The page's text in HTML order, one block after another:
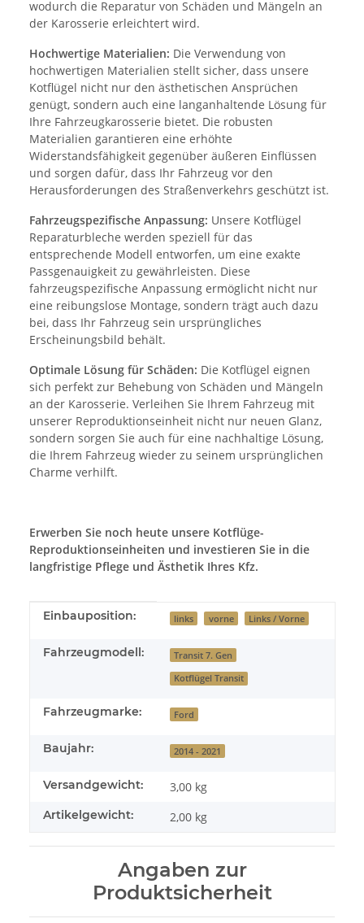
wodurch die Reparatur von Schäden und Mängeln an
der Karosserie erleichtert wird.
Hochwertige Materialien: Die Verwendung von
hochwertigen Materialien stellt sicher, dass unsere
Kotflügel nicht nur den ästhetischen Ansprüchen
genügt, sondern auch eine langanhaltende Lösung für
Ihre Fahrzeugkarosserie bietet. Die robusten
Materialien garantieren eine erhöhte
Widerstandsfähigkeit gegenüber äußeren Einflüssen
und sorgen dafür, dass Ihr Fahrzeug vor den
Herausforderungen des Straßenverkehrs geschützt ist.
Fahrzeugspezifische Anpassung: Unsere Kotflügel
Reparaturbleche werden speziell für das
entsprechende Modell entworfen, um eine exakte
Passgenauigkeit zu gewährleisten. Diese
fahrzeugspezifische Anpassung ermöglicht nicht nur
eine reibungslose Montage, sondern trägt auch dazu
bei, dass Ihr Fahrzeug sein ursprüngliches
Erscheinungsbild behält.
Optimale Lösung für Schäden: Die Kotflügel eignen
sich perfekt zur Behebung von Schäden und Mängeln
an der Karosserie. Verleihen Sie Ihrem Fahrzeug mit
unserer Reproduktionseinheit nicht nur neuen Glanz,
sondern sorgen Sie auch für eine nachhaltige Lösung,
die Ihrem Fahrzeug wieder zu seinem ursprünglichen
Charme verhilft.
Erwerben Sie noch heute unsere Kotflüge-
Reproduktionseinheiten und investieren Sie in die
langfristige Pflege und Ästhetik Ihres Kfz.
Produkteigenschaft
Wert
Einbauposition: links vorne Links / Vorne
Fahrzeugmodell: Transit 7. Gen
Kotflügel Transit
Fahrzeugmarke: Ford
Baujahr: 2014 - 2021
Versandgewicht: 3,00 kg
Artikelgewicht: 2,00 kg
Angaben zur
Produktsicherheit